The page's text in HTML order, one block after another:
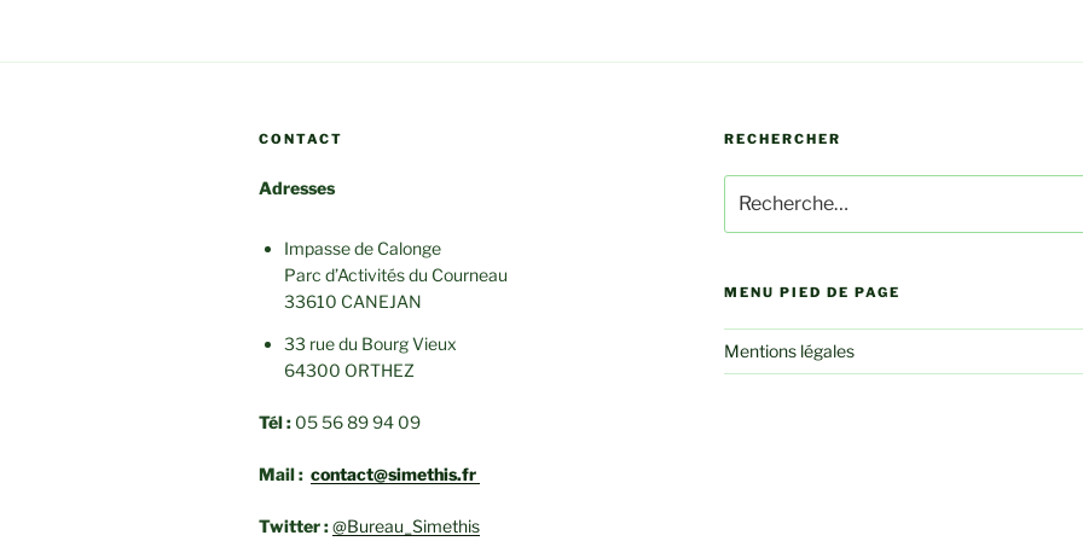
CONTACT
Adresses
Impasse de Calonge
Parc d’Activités du Courneau
33610 CANEJAN
33 rue du Bourg Vieux
64300 ORTHEZ
Tél : 05 56 89 94 09
Mail : contact@simethis.fr
Twitter :@Bureau_Simethis
RECHERCHER
pour
:
MENU PIED DE PAGE
Mentions légales